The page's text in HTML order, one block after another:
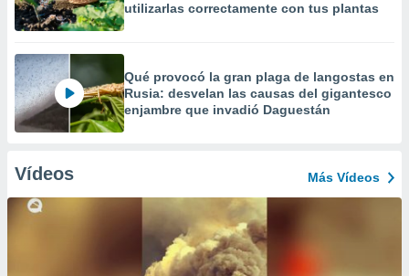
utilizarlas correctamente con tus plantas
Qué provocó la gran plaga de langostas en
Rusia: desvelan las causas del gigantesco
enjambre que invadió Daguestán
Vídeos Más Vídeos